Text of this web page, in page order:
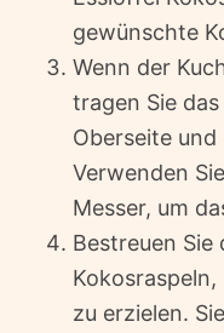
gewünschte
Wenn der
tragen Sie
Oberseite und
Verwenden
Messer, um
Bestreuen
zu erzielen.